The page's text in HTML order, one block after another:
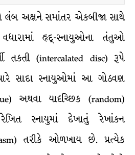
અક્ષને સમાંતર એકબીજા સાથે
હૃદ્-સ્નાયુઓના તંતુઓ
તકતી (intercalated disc) રૂપે
સાદા સ્નાયુઓમાં આ ગોઠવણ
અથવા યાદૃચ્છિક (random)
સ્નાયુમાં દેખાતું રેખાંકન
તરીકે ઓળખાય છે. પ્રત્યેક